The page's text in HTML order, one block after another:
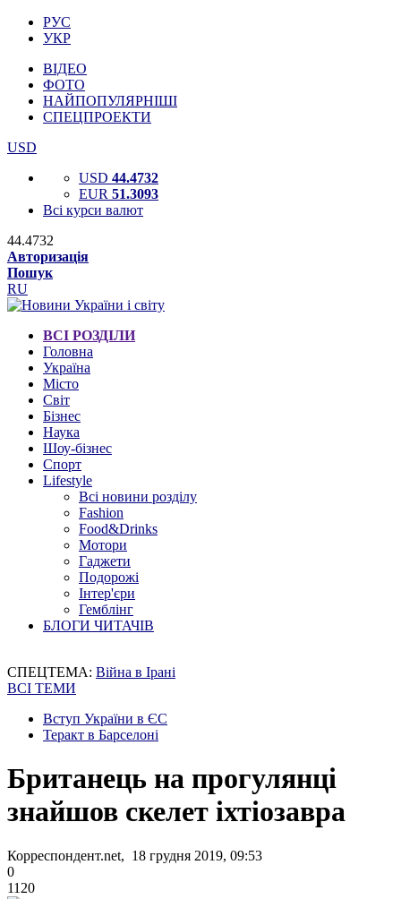
РУС
УКР
ВІДЕО
ФОТО
НАЙПОПУЛЯРНІШІ
СПЕЦПРОЕКТИ
USD
USD 44.4732
EUR 51.3093
Всі курси валют
44.4732
Авторизація
Пошук
RU
ВСІ РОЗДІЛИ
Головна
Україна
Місто
Світ
Бізнес
Наука
Шоу-бізнес
Спорт
Lifestyle
Всі новини розділу
Fashion
Food&Drinks
Мотори
Гаджети
Подорожі
Інтер'єри
Гемблінг
БЛОГИ ЧИТАЧІВ
СПЕЦТЕМА: Війна в Ірані
ВСІ ТЕМИ
Вступ України в ЄС
Теракт в Барселоні
Британець на прогулянці
знайшов скелет іхтіозавра
Корреспондент.net, 18 грудня 2019, 09:53
0
1120